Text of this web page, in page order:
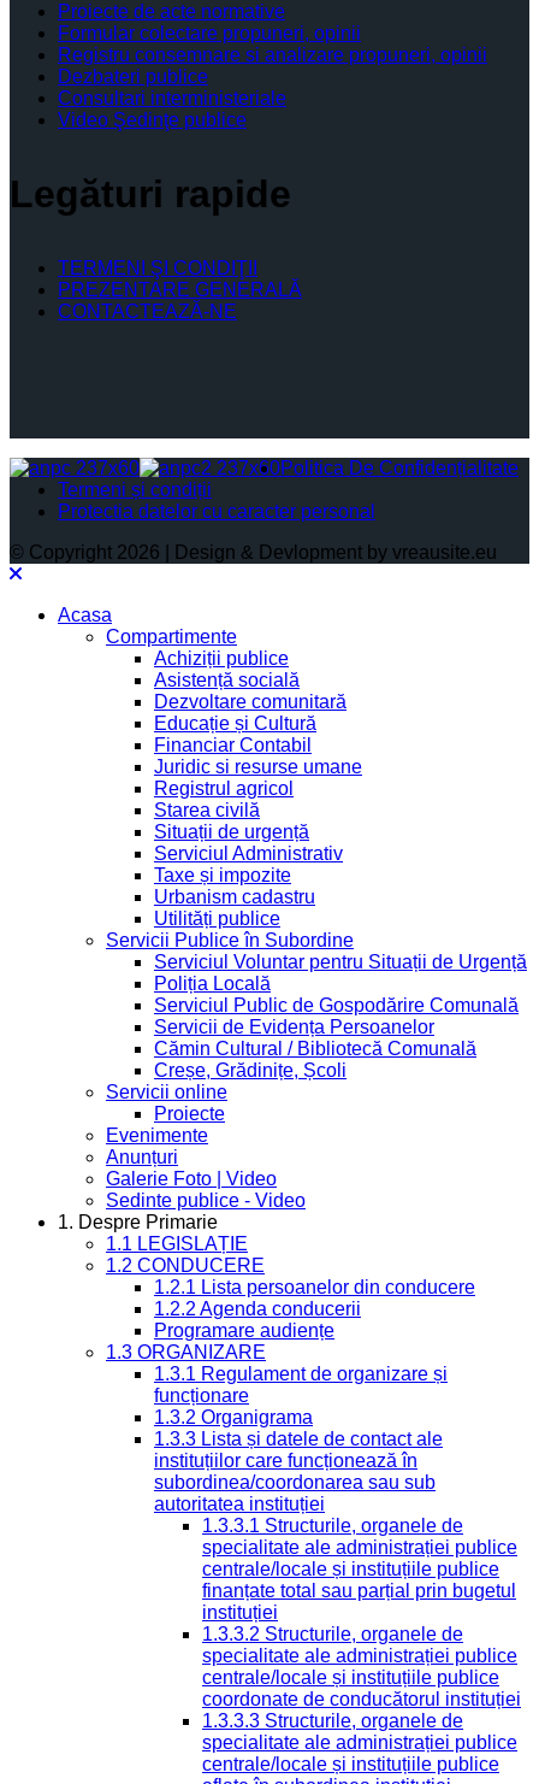
Proiecte de acte normative
Formular colectare propuneri, opinii
Registru consemnare si analizare propuneri, opinii
Dezbateri publice
Consultari interministeriale
Video Şedinţe publice
Legături rapide
TERMENI ŞI CONDIŢII
PREZENTARE GENERALĂ
CONTACTEAZĂ-NE
Politica De Confidențialitate
Termeni și condiții
Protectia datelor cu caracter personal
© Copyright 2026 | Design & Devlopment by vreausite.eu
Acasa
Compartimente
Achiziții publice
Asistență socială
Dezvoltare comunitară
Educație și Cultură
Financiar Contabil
Juridic si resurse umane
Registrul agricol
Starea civilă
Situații de urgență
Serviciul Administrativ
Taxe și impozite
Urbanism cadastru
Utilități publice
Servicii Publice în Subordine
Serviciul Voluntar pentru Situații de Urgență
Poliția Locală
Serviciul Public de Gospodărire Comunală
Servicii de Evidența Persoanelor
Cămin Cultural / Bibliotecă Comunală
Creșe, Grădinițe, Școli
Servicii online
Proiecte
Evenimente
Anunțuri
Galerie Foto | Video
Sedinte publice - Video
1. Despre Primarie
1.1 LEGISLAȚIE
1.2 CONDUCERE
1.2.1 Lista persoanelor din conducere
1.2.2 Agenda conducerii
Programare audiențe
1.3 ORGANIZARE
1.3.1 Regulament de organizare și
funcționare
1.3.2 Organigrama
1.3.3 Lista și datele de contact ale
instituțiilor care funcționează în
subordinea/coordonarea sau sub
autoritatea instituției
1.3.3.1 Structurile, organele de
specialitate ale administrației publice
centrale/locale și instituțiile publice
finanțate total sau parțial prin bugetul
instituției
1.3.3.2 Structurile, organele de
specialitate ale administrației publice
centrale/locale și instituțiile publice
coordonate de conducătorul instituției
1.3.3.3 Structurile, organele de
specialitate ale administrației publice
centrale/locale și instituțiile publice